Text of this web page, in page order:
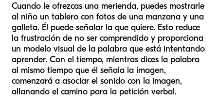
Cuando le ofrezcas una merienda, puedes mostrarle
al niño un tablero con fotos de una manzana y una
galleta. Él puede señalar la que quiere. Esto reduce
la frustración de no ser comprendido y proporciona
un modelo visual de la palabra que está intentando
aprender. Con el tiempo, mientras dices la palabra
al mismo tiempo que él señala la imagen,
comenzará a asociar el sonido con la imagen,
allanando el camino para la petición verbal.